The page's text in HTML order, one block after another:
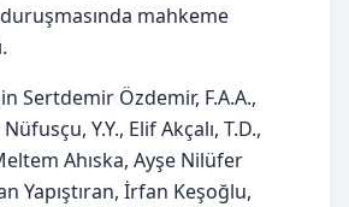
mahkeme
Sertdemir Özdemir, F.A.A.,
Y.Y., Elif Akçalı, T.D.,
Ahıska, Ayşe Nilüfer
Yapıştıran, İrfan Keşoğlu,